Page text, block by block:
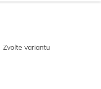
Zvolte variantu